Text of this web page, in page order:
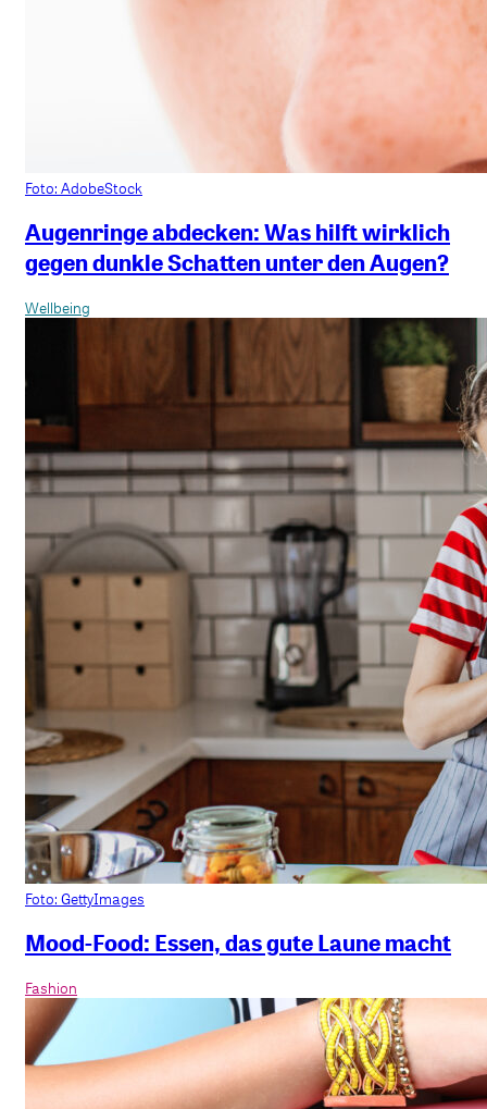
Foto: AdobeStock
Augenringe abdecken: Was hilft wirklich
gegen dunkle Schatten unter den Augen?
Wellbeing
Foto: GettyImages
Mood-Food: Essen, das gute Laune macht
Fashion